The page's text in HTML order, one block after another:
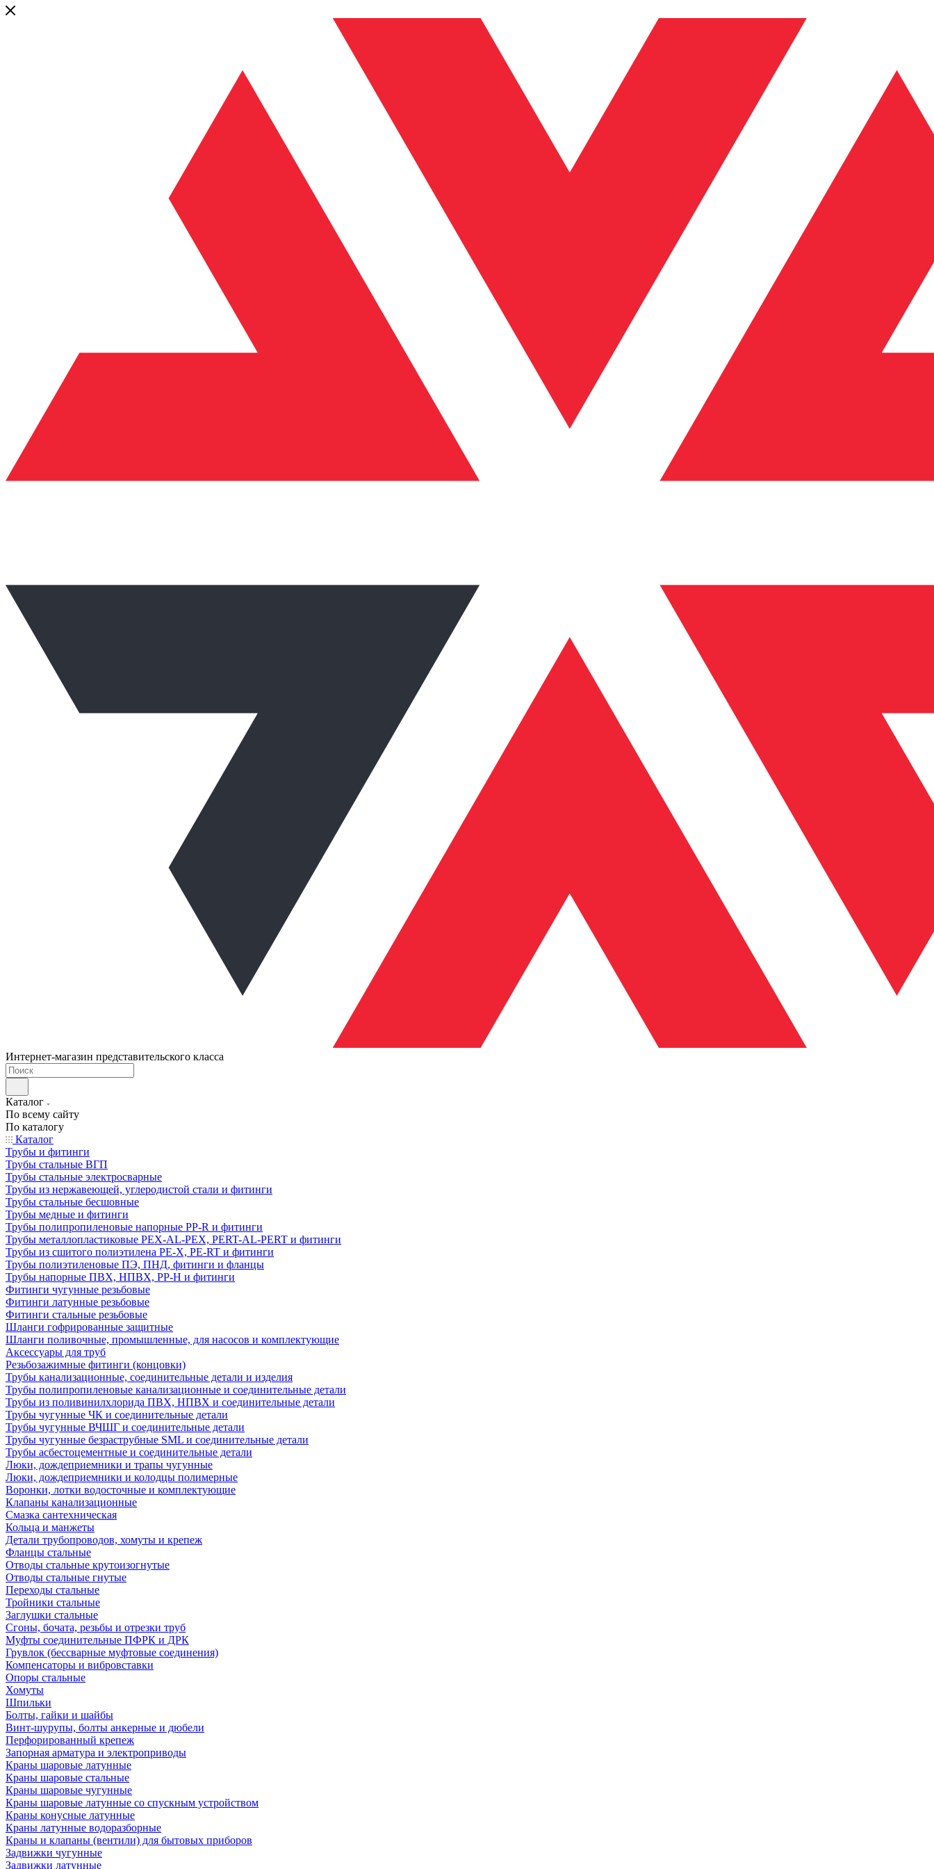
Интернет-магазин представительского класса
Каталог
По всему сайту
По каталогу
Каталог
Трубы и фитинги
Трубы стальные ВГП
Трубы стальные электросварные
Трубы из нержавеющей, углеродистой стали и фитинги
Трубы стальные бесшовные
Трубы медные и фитинги
Трубы полипропиленовые напорные PP-R и фитинги
Трубы металлопластиковые PEX-AL-PEX, PERT-AL-PERT и фитинги
Трубы из сшитого полиэтилена PE-X, PE-RT и фитинги
Трубы полиэтиленовые ПЭ, ПНД, фитинги и фланцы
Трубы напорные ПВХ, НПВХ, PP-H и фитинги
Фитинги чугунные резьбовые
Фитинги латунные резьбовые
Фитинги стальные резьбовые
Шланги гофрированные защитные
Шланги поливочные, промышленные, для насосов и комплектующие
Аксессуары для труб
Резьбозажимные фитинги (концовки)
Трубы канализационные, соединительные детали и изделия
Трубы полипропиленовые канализационные и соединительные детали
Трубы из поливинилхлорида ПВХ, НПВХ и соединительные детали
Трубы чугунные ЧК и соединительные детали
Трубы чугунные ВЧШГ и соединительные детали
Трубы чугунные безраструбные SML и соединительные детали
Трубы асбестоцементные и соединительные детали
Люки, дождеприемники и трапы чугунные
Люки, дождеприемники и колодцы полимерные
Воронки, лотки водосточные и комплектующие
Клапаны канализационные
Смазка сантехническая
Кольца и манжеты
Детали трубопроводов, хомуты и крепеж
Фланцы стальные
Отводы стальные крутоизогнутые
Отводы стальные гнутые
Переходы стальные
Тройники стальные
Заглушки стальные
Сгоны, бочата, резьбы и отрезки труб
Муфты соединительные ПФРК и ДРК
Грувлок (бессварные муфтовые соединения)
Компенсаторы и вибровставки
Опоры стальные
Хомуты
Шпильки
Болты, гайки и шайбы
Винт-шурупы, болты анкерные и дюбели
Перфорированный крепеж
Запорная арматура и электроприводы
Краны шаровые латунные
Краны шаровые стальные
Краны шаровые чугунные
Краны шаровые латунные со спускным устройством
Краны конусные латунные
Краны латунные водоразборные
Краны и клапаны (вентили) для бытовых приборов
Задвижки чугунные
Задвижки латунные